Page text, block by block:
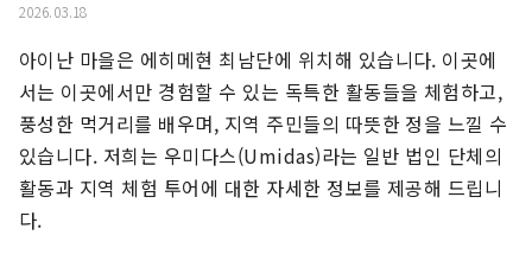
2026.03.18
아이난 마을은 에히메현 최남단에 위치해 있습니다. 이곳에
서는 이곳에서만 경험할 수 있는 독특한 활동들을 체험하고,
풍성한 먹거리를 배우며, 지역 주민들의 따뜻한 정을 느낄 수
있습니다. 저희는 우미다스(Umidas)라는 일반 법인 단체의
활동과 지역 체험 투어에 대한 자세한 정보를 제공해 드립니
다.